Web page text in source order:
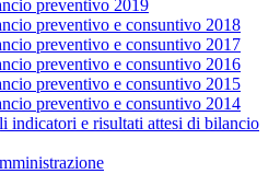
preventivo 2019
preventivo e consuntivo 2018
preventivo e consuntivo 2017
preventivo e consuntivo 2016
preventivo e consuntivo 2015
preventivo e consuntivo 2014
indicatori e risultati attesi di bilancio